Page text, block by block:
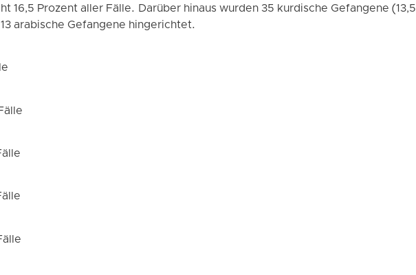
16,5 Prozent aller Fälle. Darüber hinaus wurden 35 kurdische Gefangene (13,5
arabische Gefangene hingerichtet.